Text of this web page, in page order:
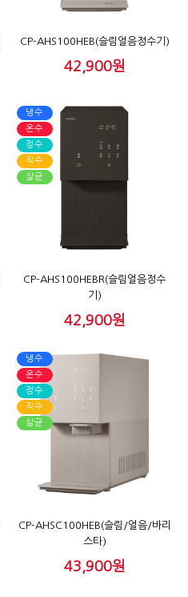
CP-AHS100HEB(슬림얼음정수기)
42,900원
CP-AHS100HEBR(슬림얼음정수
기)
42,900원
냉수
온수
정수
직수
살균
CP-AHSC100HEB(슬림/얼음/바리
스타)
43,900원
냉수
온수
정수
직수
살균